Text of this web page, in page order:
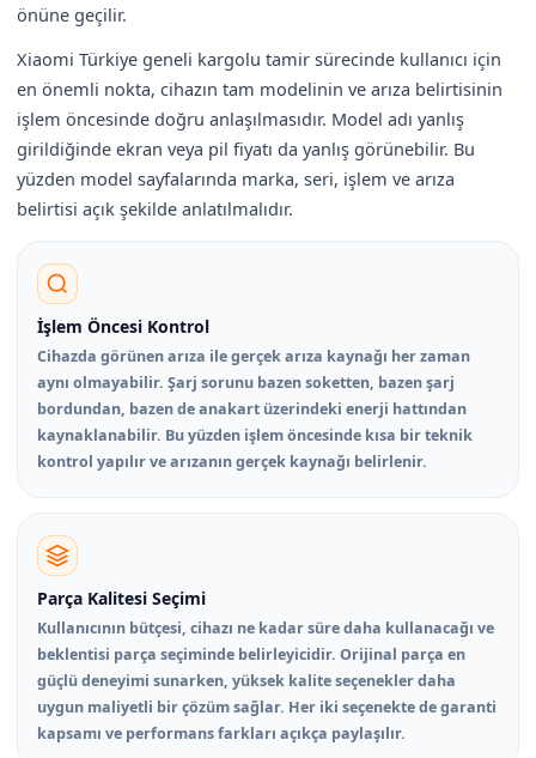
önüne geçilir.
Xiaomi Türkiye geneli kargolu tamir sürecinde kullanıcı için
en önemli nokta, cihazın tam modelinin ve arıza belirtisinin
işlem öncesinde doğru anlaşılmasıdır. Model adı yanlış
girildiğinde ekran veya pil fiyatı da yanlış görünebilir. Bu
yüzden model sayfalarında marka, seri, işlem ve arıza
belirtisi açık şekilde anlatılmalıdır.
İşlem Öncesi Kontrol
Cihazda görünen arıza ile gerçek arıza kaynağı her zaman
aynı olmayabilir. Şarj sorunu bazen soketten, bazen şarj
bordundan, bazen de anakart üzerindeki enerji hattından
kaynaklanabilir. Bu yüzden işlem öncesinde kısa bir teknik
kontrol yapılır ve arızanın gerçek kaynağı belirlenir.
Parça Kalitesi Seçimi
Kullanıcının bütçesi, cihazı ne kadar süre daha kullanacağı ve
beklentisi parça seçiminde belirleyicidir. Orijinal parça en
güçlü deneyimi sunarken, yüksek kalite seçenekler daha
uygun maliyetli bir çözüm sağlar. Her iki seçenekte de garanti
kapsamı ve performans farkları açıkça paylaşılır.